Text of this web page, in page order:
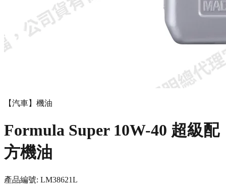
【汽車】機油
Formula Super 10W-40 超級配
方機油
產品編號: LM38621L